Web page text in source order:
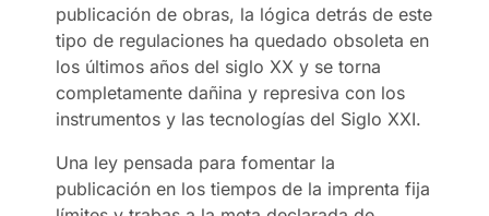
publicación de obras, la lógica detrás de este
tipo de regulaciones ha quedado obsoleta en
los últimos años del siglo XX y se torna
completamente dañina y represiva con los
instrumentos y las tecnologías del Siglo XXI.
Una ley pensada para fomentar la
publicación en los tiempos de la imprenta fija